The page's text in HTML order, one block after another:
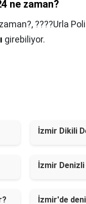
ne zaman?
????Urla
girebiliyor.
İzmir Dikili
İzmir Denizli
İzmir'de